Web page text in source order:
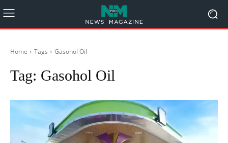
Home Tags Gasohol Oil
Tag: Gasohol Oil